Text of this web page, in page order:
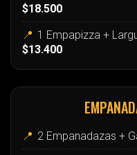
$18.500
📍 1 Empapizza +
$13.400
📍 2 Empanadazas +